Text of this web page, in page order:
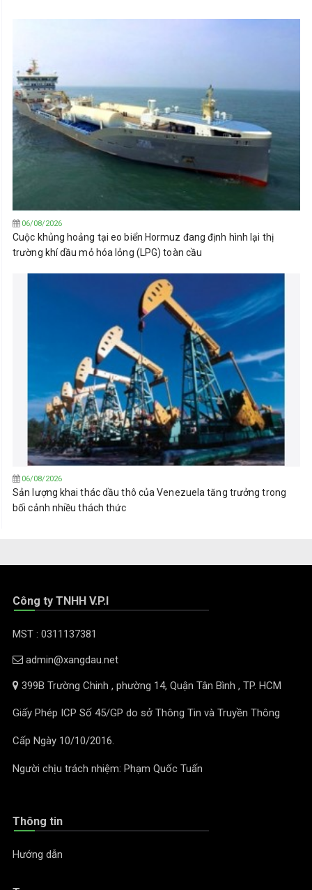
06/08/2026
Cuộc khủng hoảng tại eo biển Hormuz đang định hình lại thị
trường khí dầu mỏ hóa lỏng (LPG) toàn cầu
06/08/2026
Sản lượng khai thác dầu thô của Venezuela tăng trưởng trong
bối cảnh nhiều thách thức
Công ty TNHH V.P.I
MST : 0311137381
admin@xangdau.net
399B Trường Chinh , phường 14, Quận Tân Bình , TP. HCM
Giấy Phép ICP Số 45/GP do sở Thông Tin và Truyền Thông
Cấp Ngày 10/10/2016.
Người chịu trách nhiệm: Phạm Quốc Tuấn
Thông tin
Hướng dẫn